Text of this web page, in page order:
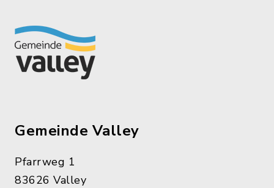
Gemeinde Valley
Pfarrweg 1
83626 Valley